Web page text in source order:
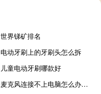
世界锑矿排名
电动牙刷上的牙刷头怎么拆
儿童电动牙刷哪款好
麦克风连接不上电脑怎么办（麦克风连接不上电脑）